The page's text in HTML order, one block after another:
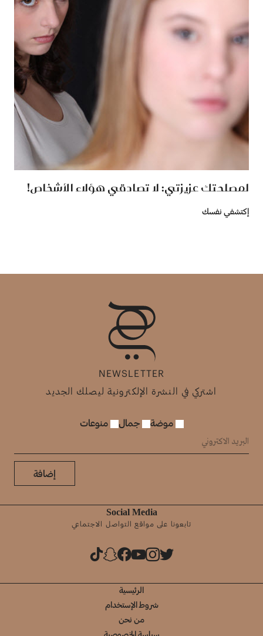
لمصلحتك عزيزتي: لا تصادقي هؤلاء الأشخاص!
إكتشفي نفسك
NEWSLETTER
اشتركي في النشرة الإلكترونية ليصلك الجديد
موضة جمال منوعات
إضافة
Social Media
تابعونا على مواقع التواصل الاجتماعي
الرئيسية
شروط الإستخدام
من نحن
سياسة الخصوصية